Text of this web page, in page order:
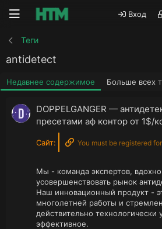
Вход
Теги
antidetect
Недавнее содержимое Больше всех
DOPPELGANGER —
пресетами аф контор от 1$/
Сайт: You must be registered
Мы - команда экспертов,
усовершенствовать рынок
Наш инновационный продукт -
многолетней работы и
действительно технологически
эффективное.